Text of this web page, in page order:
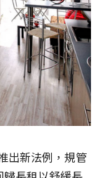
出新法例，規管